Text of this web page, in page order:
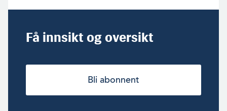
Få innsikt og oversikt
Bli abonnent